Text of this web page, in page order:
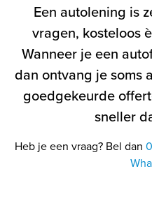
Een autolening is
vragen, kosteloos
Wanneer je een
dan ontvang je soms
goedgekeurde
sneller
Heb je een vraag? Bel dan